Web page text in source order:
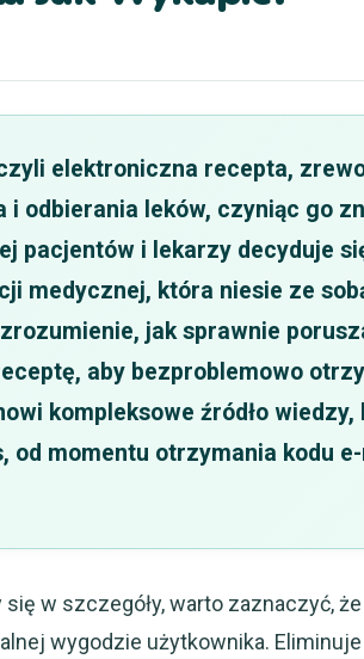
elektroniczna recepta,
i odbierania leków, czyniąc go
pacjentów i lekarzy decyduje
medycznej, która niesie ze
jak sprawnie
aby bezproblemowo
kompleksowe źródło
od momentu otrzymania kodu
się w szczegóły, warto zaznaczyć,
wygodzie użytkownika.